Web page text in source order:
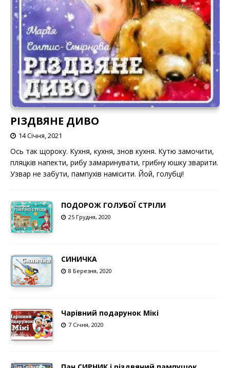
РІЗДВЯНЕ ДИВО
14 Січня, 2021
Ось так щороку. Кухня, кухня, знов кухня. Кутю замочити,
пляцків напекти, рибу замаринувати, грибну юшку зварити.
Узвар не забути, пампухів намісити. Йой, голубці!
ПОДОРОЖ ГОЛУБОЇ СТРІЛИ
25 Грудня, 2020
СИНИЧКА
8 Березня, 2020
Чарівний подарунок Мікі
7 Січня, 2020